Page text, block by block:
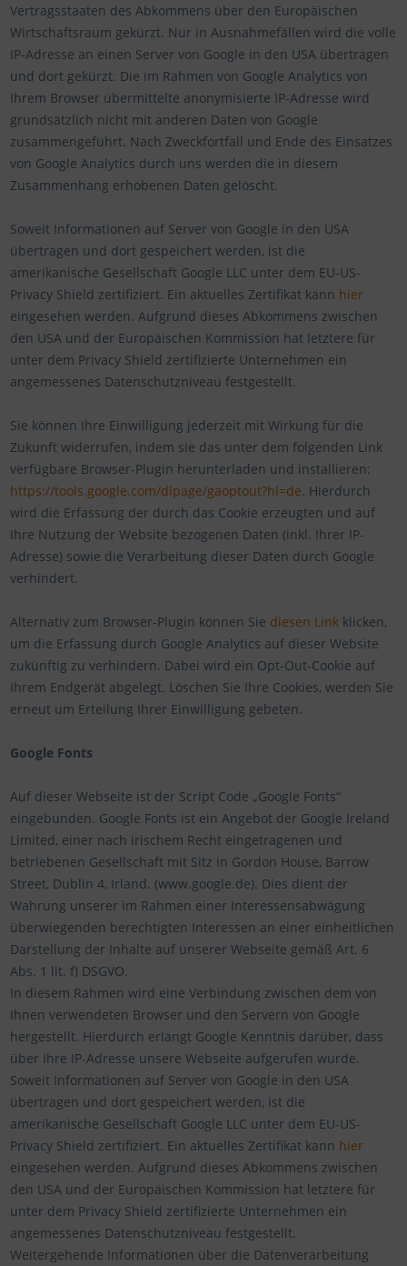
Vertragsstaaten des Abkommens über den Europäischen
Wirtschaftsraum gekürzt. Nur in Ausnahmefällen wird die volle
IP-Adresse an einen Server von Google in den USA übertragen
und dort gekürzt. Die im Rahmen von Google Analytics von
Ihrem Browser übermittelte anonymisierte IP-Adresse wird
grundsätzlich nicht mit anderen Daten von Google
zusammengeführt. Nach Zweckfortfall und Ende des Einsatzes
von Google Analytics durch uns werden die in diesem
Zusammenhang erhobenen Daten gelöscht.
Soweit Informationen auf Server von Google in den USA
übertragen und dort gespeichert werden, ist die
amerikanische Gesellschaft Google LLC unter dem EU-US-
Privacy Shield zertifiziert. Ein aktuelles Zertifikat kann hier
eingesehen werden. Aufgrund dieses Abkommens zwischen
den USA und der Europäischen Kommission hat letztere für
unter dem Privacy Shield zertifizierte Unternehmen ein
angemessenes Datenschutzniveau festgestellt.
Sie können Ihre Einwilligung jederzeit mit Wirkung für die
Zukunft widerrufen, indem sie das unter dem folgenden Link
verfügbare Browser-Plugin herunterladen und installieren:
https://tools.google.com/dlpage/gaoptout?hl=de. Hierdurch
wird die Erfassung der durch das Cookie erzeugten und auf
Ihre Nutzung der Website bezogenen Daten (inkl. Ihrer IP-
Adresse) sowie die Verarbeitung dieser Daten durch Google
verhindert.
Alternativ zum Browser-Plugin können Sie diesen Link klicken,
um die Erfassung durch Google Analytics auf dieser Website
zukünftig zu verhindern. Dabei wird ein Opt-Out-Cookie auf
Ihrem Endgerät abgelegt. Löschen Sie Ihre Cookies, werden Sie
erneut um Erteilung Ihrer Einwilligung gebeten.
Google Fonts
Auf dieser Webseite ist der Script Code „Google Fonts“
eingebunden. Google Fonts ist ein Angebot der Google Ireland
Limited, einer nach irischem Recht eingetragenen und
betriebenen Gesellschaft mit Sitz in Gordon House, Barrow
Street, Dublin 4, Irland. (www.google.de). Dies dient der
Wahrung unserer im Rahmen einer Interessensabwägung
überwiegenden berechtigten Interessen an einer einheitlichen
Darstellung der Inhalte auf unserer Webseite gemäß Art. 6
Abs. 1 lit. f) DSGVO.
In diesem Rahmen wird eine Verbindung zwischen dem von
Ihnen verwendeten Browser und den Servern von Google
hergestellt. Hierdurch erlangt Google Kenntnis darüber, dass
über Ihre IP-Adresse unsere Webseite aufgerufen wurde.
Soweit Informationen auf Server von Google in den USA
übertragen und dort gespeichert werden, ist die
amerikanische Gesellschaft Google LLC unter dem EU-US-
Privacy Shield zertifiziert. Ein aktuelles Zertifikat kann hier
eingesehen werden. Aufgrund dieses Abkommens zwischen
den USA und der Europäischen Kommission hat letztere für
unter dem Privacy Shield zertifizierte Unternehmen ein
angemessenes Datenschutzniveau festgestellt.
Weitergehende Informationen über die Datenverarbeitung